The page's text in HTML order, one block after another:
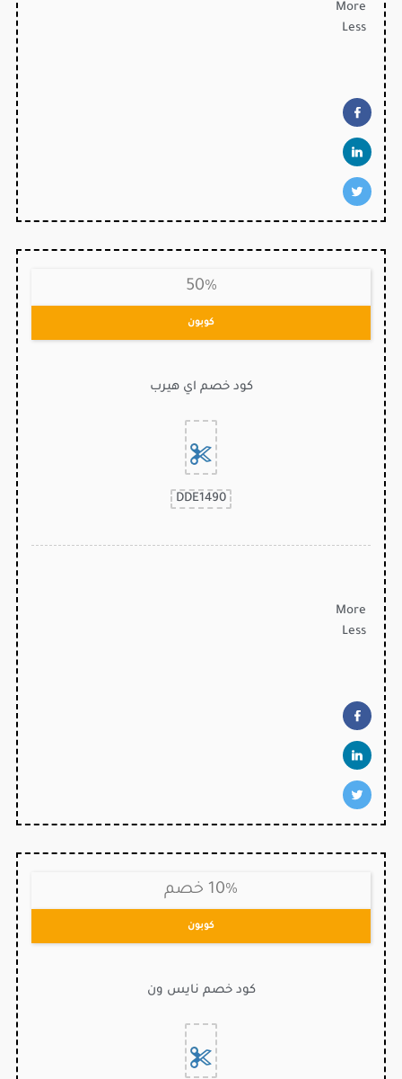
More
Less
50%
كوبون
كود خصم اي هيرب
DDE1490
More
Less
10% خصم
كوبون
كود خصم نايس ون